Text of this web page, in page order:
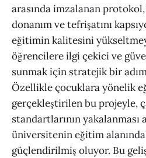
arasında imzalanan protokol,
donanım ve tefrişatını
eğitimin kalitesini
öğrencilere ilgi çekici ve
sunmak için stratejik bir
Özellikle çocuklara yönelik
gerçekleştirilen bu projeyle,
standartlarının yakalanması
üniversitenin eğitim
güçlendirilmiş oluyor. Bu